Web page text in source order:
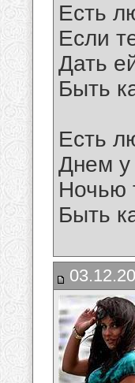
Есть
Если
Дать
Быть
Есть
Днем у
Ночью
Быть